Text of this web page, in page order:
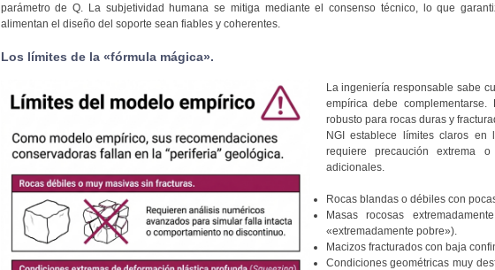
parámetro de Q. La subjetividad humana se mitiga mediante el consenso técnico, lo que
alimentan el diseño del soporte sean fiables y coherentes.
Los límites de la «fórmula mágica».
La ingeniería responsable sabe
empírica debe
robusto para rocas duras y
NGI establece límites claros en
requiere precaución extrema
adicionales.
Rocas blandas o débiles con
Masas rocosas
«extremadamente pobre»).
Macizos fracturados con baja
Condiciones geométricas muy